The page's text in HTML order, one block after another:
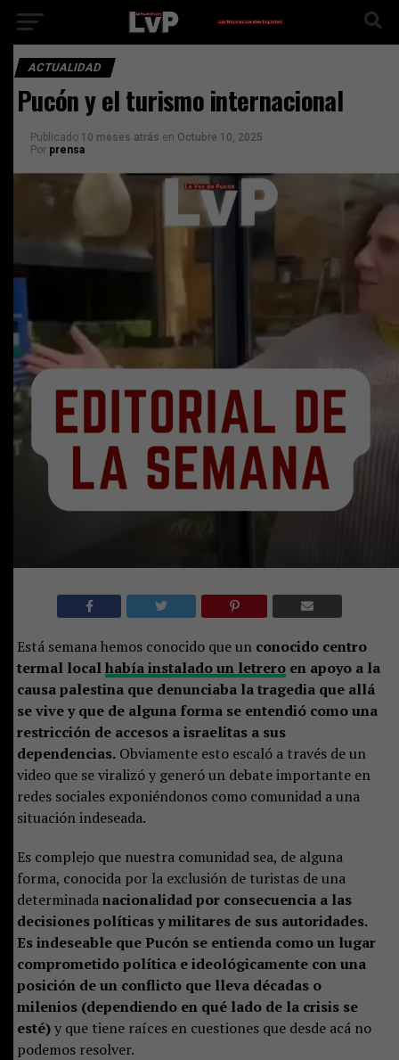
ACTUALIDAD
Pucón y el turismo internacional
Publicado 10 meses atrás en Octubre 10, 2025
Por prensa
Está semana hemos conocido que un conocido centro
termal localhabía instalado un letreroen apoyo a la
causa palestina que denunciaba la tragedia que allá
se vive y que de alguna forma se entendió como una
restricción de accesos a israelitas a sus
dependencias.Obviamente esto escaló a través de un
video que se viralizó y generó un debate importante en
redes sociales exponiéndonos como comunidad a una
situación indeseada.
Es complejo que nuestra comunidad sea, de alguna
forma, conocida por la exclusión de turistas de una
determinadanacionalidad por consecuencia a las
decisiones políticas y militares de sus autoridades.
Es indeseable que Pucón se entienda como un lugar
comprometido política e ideológicamente con una
posición de un conflicto que lleva décadas o
milenios (dependiendo en qué lado de la crisis se
esté)y que tiene raíces en cuestiones que desde acá no
podemos resolver.